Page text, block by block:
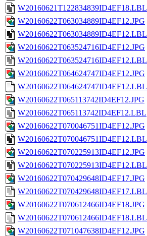
W20160621T122834839ID4EF18.LBL
W20160622T063034889ID4EF12.JPG
W20160622T063034889ID4EF12.LBL
W20160622T063524716ID4EF12.JPG
W20160622T063524716ID4EF12.LBL
W20160622T064624747ID4EF12.JPG
W20160622T064624747ID4EF12.LBL
W20160622T065113742ID4EF12.JPG
W20160622T065113742ID4EF12.LBL
W20160622T070046751ID4EF12.JPG
W20160622T070046751ID4EF12.LBL
W20160622T070225913ID4EF12.JPG
W20160622T070225913ID4EF12.LBL
W20160622T070429648ID4EF17.JPG
W20160622T070429648ID4EF17.LBL
W20160622T070612466ID4EF18.JPG
W20160622T070612466ID4EF18.LBL
W20160622T071047638ID4EF12.JPG